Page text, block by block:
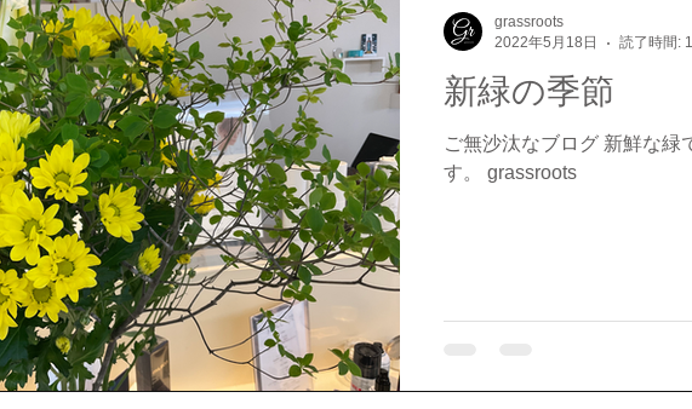
新緑の季節
ご無沙汰なブログ 新鮮な緑
す。 grassroots
grassroots
2022年5月18日
読了時間: